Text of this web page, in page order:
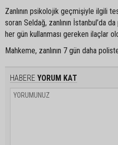
Zanlının psikolojik geçmişiyle ilgili
soran Seldağ, zanlının İstanbul’da
her gün kullanması gereken ilaçlar
Mahkeme, zanlının 7 gün daha
HABERE YORUM KAT